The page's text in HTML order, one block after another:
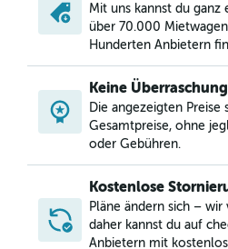
Mietwagen in Cambuci, São Paulo
Mietwagen in Campo Grande,
Mietwagen in Campo Limpo, São
Mietwagen in Cangaiba, São
Mietwagen in Caninde, São Paulo
Mit uns kannst du ganz
über 70.000
Hunderten Anbietern
Keine
Die angezeigten Preise
Gesamtpreise, ohne
oder Gebühren.
Kostenlose
Pläne ändern sich – wir
daher kannst du auf
Anbietern mit